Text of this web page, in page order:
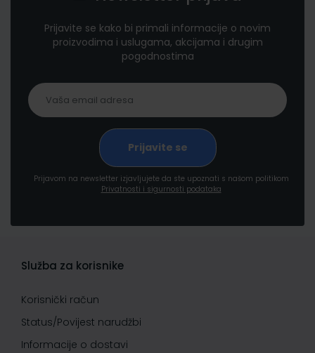
Prijavite se kako bi primali informacije o novim
proizvodima i uslugama, akcijama i drugim
pogodnostima
Prijavom na newsletter izjavljujete da ste upoznati s našom politikom
Privatnosti i sigurnosti podataka
Služba za korisnike
Korisnički račun
Status/Povijest narudžbi
Informacije o dostavi